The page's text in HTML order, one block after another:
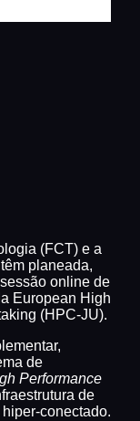
(FCT) e a
planeada,
online de
European High
(HPC-JU).
de
Performance
de
conectado.